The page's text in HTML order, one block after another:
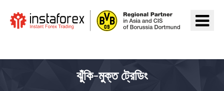
ঝুঁকি-মুক্ত ট্রেডিং